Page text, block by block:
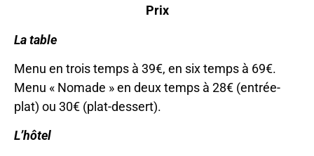
Prix
La table
Menu en trois temps à 39€, en six temps à 69€.
Menu « Nomade » en deux temps à 28€ (entrée-
plat) ou 30€ (plat-dessert).
L’hôtel